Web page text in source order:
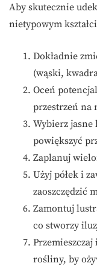
Aby skutecznie
nietypowym
Dokładnie
(wąski,
Oceń
przestrzeń na
Wybierz
powiększyć
Zaplanuj
Użyj półek i
zaoszczędzić
Zamontuj
co stworzy
rośliny, by